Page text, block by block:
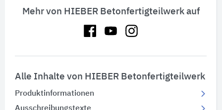
Mehr von HIEBER Betonfertigteilwerk auf
Alle Inhalte von HIEBER Betonfertigteilwerk
Produktinformationen
Ausschreibungstexte